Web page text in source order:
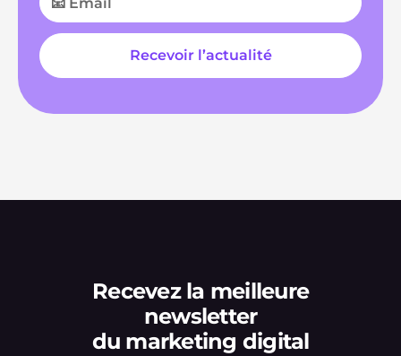
Recevez la meilleure
newsletter
du marketing digital